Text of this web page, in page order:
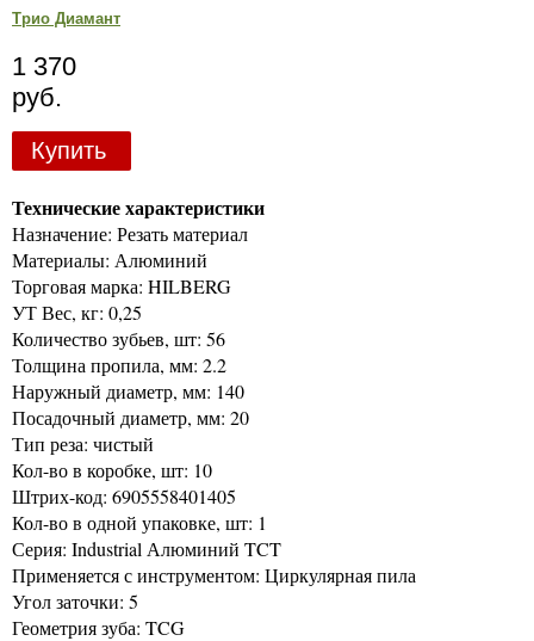
Трио Диамант
1 370
руб.
Купить
Технические характеристики
Назначение: Резать материал
Материалы: Алюминий
Торговая марка: HILBERG
УТ Вес, кг: 0,25
Количество зубьев, шт: 56
Толщина пропила, мм: 2.2
Наружный диаметр, мм: 140
Посадочный диаметр, мм: 20
Тип реза: чистый
Кол-во в коробке, шт: 10
Штрих-код: 6905558401405
Кол-во в одной упаковке, шт: 1
Серия: Industrial Алюминий TCT
Применяется с инструментом: Циркулярная пила
Угол заточки: 5
Геометрия зуба: TCG